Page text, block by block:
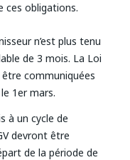
ces obligations.
n’est plus tenu
de 3 mois. La Loi
communiquées
1er mars.
à un cycle de
devront être
de la période de